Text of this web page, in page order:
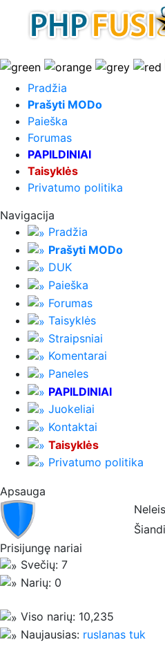
Pradžia
Prašyti MODo
Paieška
Forumas
PAPILDINIAI
Taisyklės
Privatumo politika
Navigacija
Pradžia
Prašyti MODo
DUK
Paieška
Forumas
Taisyklės
Straipsniai
Komentarai
Paneles
PAPILDINIAI
Juokeliai
Kontaktai
Taisyklės
Privatumo politika
Apsauga
Prisijungę nariai
Svečių: 7
Narių: 0
Viso narių: 10,235
Naujausias: ruslanas tuk